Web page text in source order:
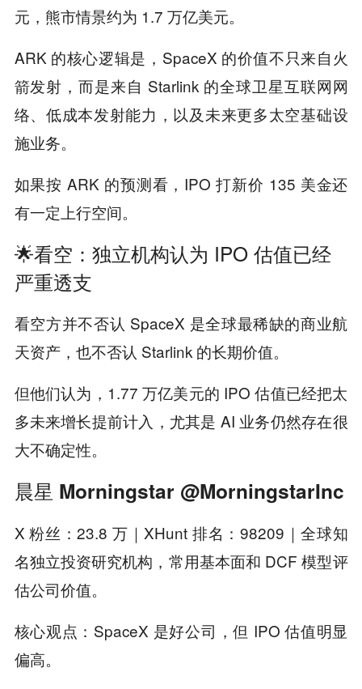
元，熊市情景约为 1.7 万亿美元。
ARK 的核心逻辑是，SpaceX 的价值不只来自火
箭发射，而是来自 Starlink 的全球卫星互联网网
络、低成本发射能力，以及未来更多太空基础设
施业务。
如果按 ARK 的预测看，IPO 打新价 135 美金还
有一定上行空间。
🌟看空：独立机构认为 IPO 估值已经
严重透支
看空方并不否认 SpaceX 是全球最稀缺的商业航
天资产，也不否认 Starlink 的长期价值。
但他们认为，1.77 万亿美元的 IPO 估值已经把太
多未来增长提前计入，尤其是 AI 业务仍然存在很
大不确定性。
晨星 Morningstar @MorningstarInc
X 粉丝：23.8 万｜XHunt 排名：98209｜全球知
名独立投资研究机构，常用基本面和 DCF 模型评
估公司价值。
核心观点：SpaceX 是好公司，但 IPO 估值明显
偏高。